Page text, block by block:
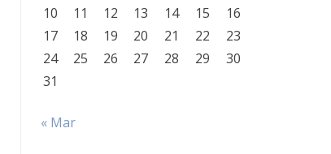
10
11 12 13 14 15
16
17
18 19 20 21 22
23
24
25 26 27 28 29
30
31
« Mar